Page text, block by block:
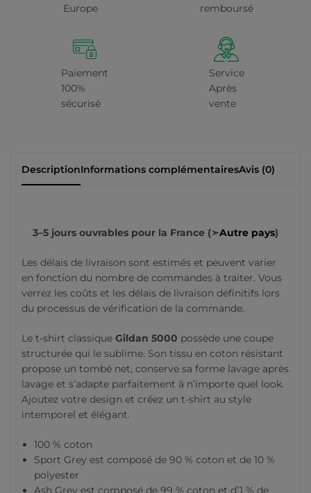
Europe
remboursé
Paiement
100%
sécurisé
Service
Après
vente
DescriptionInformations complémentairesAvis (0)
3–5 jours ouvrables pour la France (➣Autre pays)
Les délais de livraison sont estimés et peuvent varier
en fonction du nombre de commandes à traiter. Vous
verrez les coûts et les délais de livraison définitifs lors
du processus de vérification de la commande.
Le t-shirt classique Gildan 5000 possède une coupe
structurée qui le sublime. Son tissu en coton résistant
propose un tombé net, conserve sa forme lavage après
lavage et s’adapte parfaitement à n’importe quel look.
Ajoutez votre design et créez un t-shirt au style
intemporel et élégant.
100 % coton
Sport Grey est composé de 90 % coton et de 10 %
polyester
Ash Grey est composé de 99 % coton et d’1 % de